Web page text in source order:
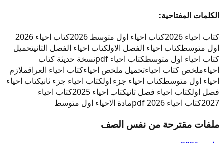
الكلمات المفتاحية:
كتاب احياء 2026
كتاب احياء اول متوسط 2026
كتاب احياء 2026
اول متوسطكتاب احياء الفصل الاولكتاب احياء الفصل الثانيتحميل
كتاب احياء اول متوسطكتاب احياء pdf
نسخة حديثة كتاب
احياءملخص كتاب احياءتحميل ملخص احياءكتاب احياء العراقملازم
احياء اول متوسطكتاب احياء جزء اولكتاب احياء جزء ثانيكتاب احياء
فصل اولكتاب احياء فصل ثانيكتاب احياء 2025
كتاب احياء
2027كتاب احياء 2026 pdf مادة الاحياء اول متوسط
ملفات مقترحة من نفس الصف